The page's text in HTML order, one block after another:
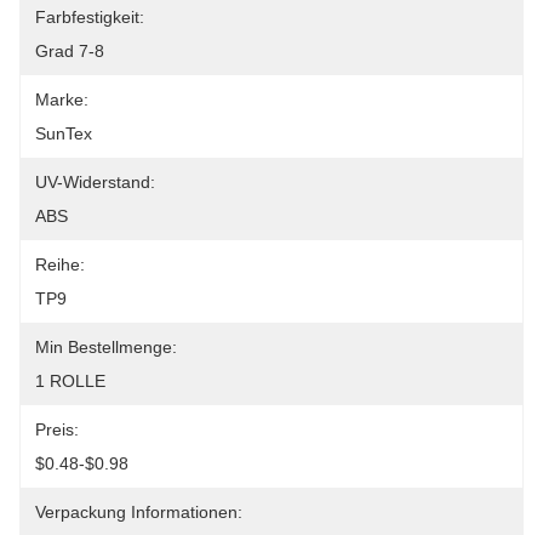
Farbfestigkeit:
Grad 7-8
Marke:
SunTex
UV-Widerstand:
ABS
Reihe:
TP9
Min Bestellmenge:
1 ROLLE
Preis:
$0.48-$0.98
Verpackung Informationen: